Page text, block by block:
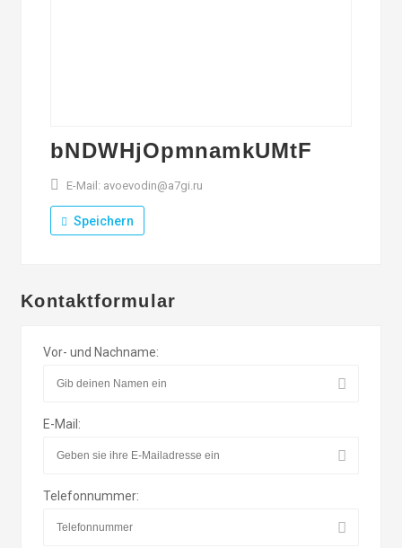
bNDWHjOpmnamkUMtF
E-Mail: avoevodin@a7gi.ru
Speichern
Kontaktformular
Vor- und Nachname:
E-Mail:
Telefonnummer: